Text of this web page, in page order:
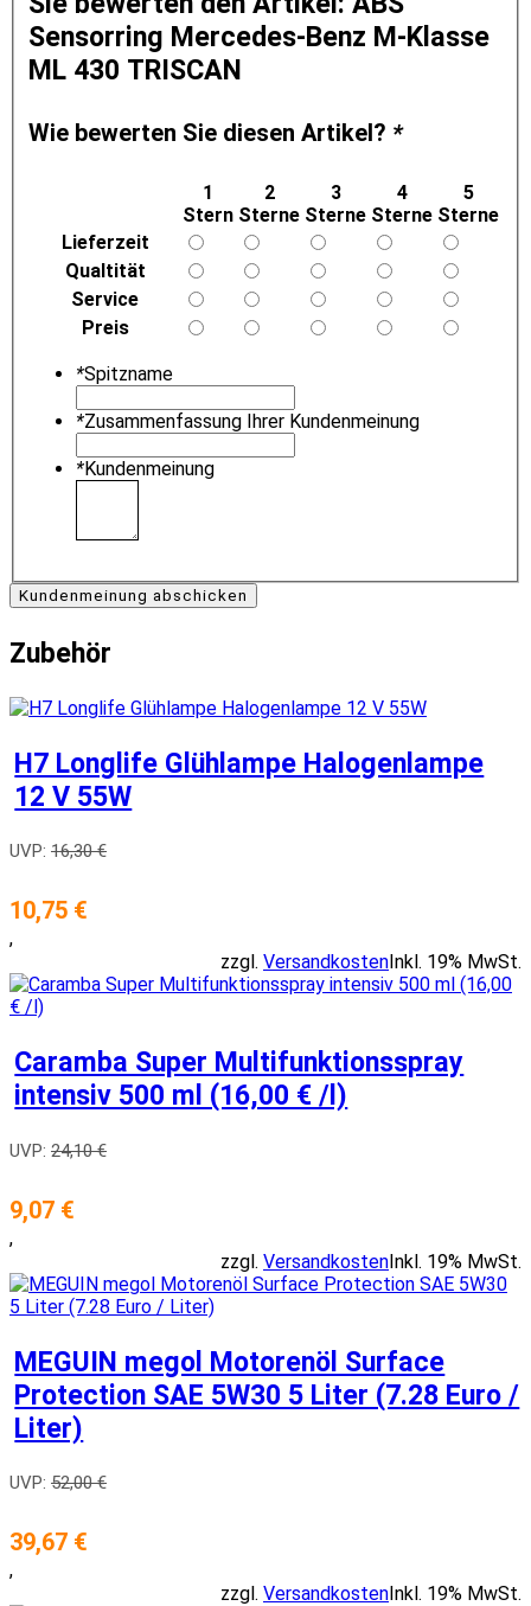
Sensorring Mercedes-Benz M-Klasse
ML 430 TRISCAN
Wie bewerten Sie diesen Artikel? *
1
Stern
2
Sterne
3
Sterne
4
Sterne
5
Sterne
Lieferzeit
Qualtität
Service
Preis
*Spitzname
*Zusammenfassung Ihrer Kundenmeinung
*Kundenmeinung
Kundenmeinung abschicken
Zubehör
H7 Longlife Glühlampe Halogenlampe
12 V 55W
UVP: 16,30 €
10,75 €
Inkl. 19% MwSt.
,
zzgl. Versandkosten
Caramba Super Multifunktionsspray
intensiv 500 ml (16,00 € /l)
UVP: 24,10 €
9,07 €
Inkl. 19% MwSt.
,
zzgl. Versandkosten
MEGUIN megol Motorenöl Surface
Protection SAE 5W30 5 Liter (7.28 Euro /
Liter)
UVP: 52,00 €
39,67 €
Inkl. 19% MwSt.
,
zzgl. Versandkosten